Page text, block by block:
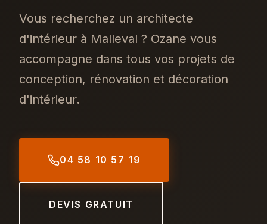
Vous recherchez un architecte
d'intérieur à Malleval ? Ozane vous
accompagne dans tous vos projets de
conception, rénovation et décoration
d'intérieur.
04 58 10 57 19
DEVIS GRATUIT